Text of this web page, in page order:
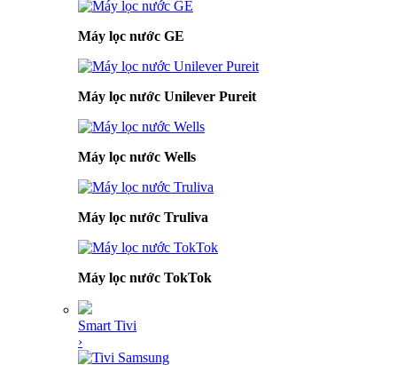
Máy lọc nước GE
Máy lọc nước Unilever Pureit
Máy lọc nước Wells
Máy lọc nước Truliva
Máy lọc nước TokTok
Smart Tivi
›